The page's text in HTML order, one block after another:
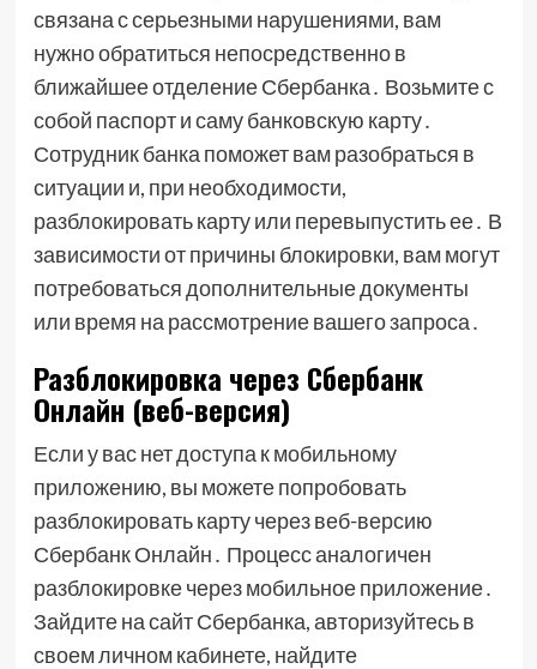
связана с серьезными нарушениями, вам
нужно обратиться непосредственно в
ближайшее отделение Сбербанка․ Возьмите с
собой паспорт и саму банковскую карту․
Сотрудник банка поможет вам разобраться в
ситуации и, при необходимости,
разблокировать карту или перевыпустить ее․ В
зависимости от причины блокировки, вам могут
потребоваться дополнительные документы
или время на рассмотрение вашего запроса․
Разблокировка через Сбербанк
Онлайн (веб-версия)
Если у вас нет доступа к мобильному
приложению, вы можете попробовать
разблокировать карту через веб-версию
Сбербанк Онлайн․ Процесс аналогичен
разблокировке через мобильное приложение․
Зайдите на сайт Сбербанка, авторизуйтесь в
своем личном кабинете, найдите